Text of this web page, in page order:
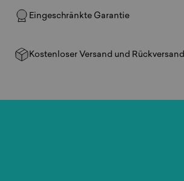
Eingeschränkte Garantie
Kostenloser Versand und Rückversand